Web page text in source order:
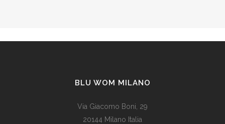
BLU WOM MILANO
Via Giacomo Boni, 29
20144 Milano Italia